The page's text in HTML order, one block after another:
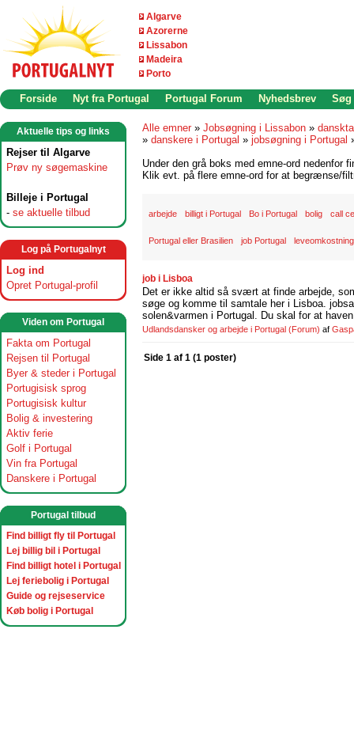
Algarve
Azorerne
Lissabon
Madeira
Porto
Forside Nyt fra Portugal Portugal Forum Nyhedsbrev Søg
Aktuelle tips og links
Rejser til Algarve
Prøv ny søgemaskine
Billeje i Portugal
- se aktuelle tilbud
Log på Portugalnyt
Log ind
Opret Portugal-profil
Viden om Portugal
Fakta om Portugal
Rejsen til Portugal
Byer & steder i Portugal
Portugisisk sprog
Portugisisk kultur
Bolig & investering
Aktiv ferie
Golf i Portugal
Vin fra Portugal
Danskere i Portugal
Portugal tilbud
Find billigt fly til Portugal
Lej billig bil i Portugal
Find billigt hotel i Portugal
Lej feriebolig i Portugal
Guide og rejseservice
Køb bolig i Portugal
Alle emner » Jobsøgning i Lissabon »
» danskere i Portugal » jobsøgning i Portugal
Under den grå boks med emne-ord nedenfor
Klik evt. på flere emne-ord for at begrænse/
arbejde billigt i Portugal Bo i Portugal bolig call
Portugal eller Brasilien job Portugal
job i Lisboa
Det er ikke altid så svært at finde arbejde,
søge og komme til samtale her i Lisboa.
solen&varmen i Portugal. Du skal for at
Udlandsdansker og arbejde i Portugal (Forum) af
Side 1 af 1 (1 poster)